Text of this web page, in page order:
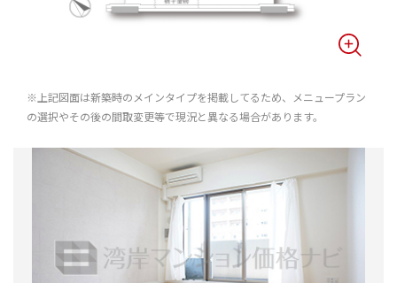
※上記図面は新築時のメインタイプを掲載してるため、メニュープラン
の選択やその後の間取変更等で現況と異なる場合があります。